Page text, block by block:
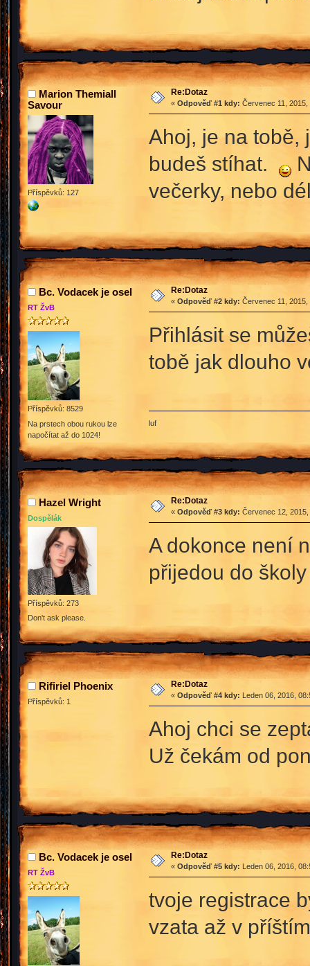
Marion Themiall
Savour
Příspěvků: 127
Re:Dotaz
« Odpověď #1 kdy: Červenec 11,
Ahoj, je na tobě,
budeš stíhat.
večerky, nebo
Bc. Vodacek je osel
RT ŽvB
Příspěvků: 8529
Na prstech obou rukou lze
napočítat až do 1024!
Re:Dotaz
« Odpověď #2 kdy: Červenec 11,
Přihlásit se
tobě jak dlouho
luf
Hazel Wright
Dospělák
Příspěvků: 273
Don't ask please.
Re:Dotaz
« Odpověď #3 kdy: Červenec 12,
A dokonce není
přijedou do
Rifiriel Phoenix
Příspěvků: 1
Re:Dotaz
« Odpověď #4 kdy: Leden 06, 2016,
Ahoj chci se
Už čekám od
Bc. Vodacek je osel
RT ŽvB
Re:Dotaz
« Odpověď #5 kdy: Leden 06, 2016,
tvoje registrace
vzata až v